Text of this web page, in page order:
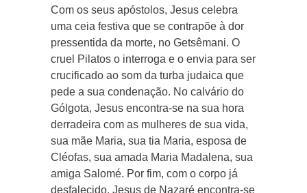
Com os seus apóstolos, Jesus celebra
uma ceia festiva que se contrapõe à dor
pressentida da morte, no Getsêmani. O
cruel Pilatos o interroga e o envia para ser
crucificado ao som da turba judaica que
pede a sua condenação. No calvário do
Gólgota, Jesus encontra-se na sua hora
derradeira com as mulheres de sua vida,
sua mãe Maria, sua tia Maria, esposa de
Cléofas, sua amada Maria Madalena, sua
amiga Salomé. Por fim, com o corpo já
desfalecido, Jesus de Nazaré encontra-se